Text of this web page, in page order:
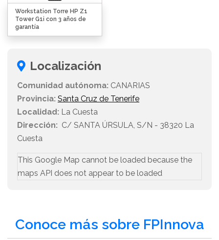
Workstation Torre HP Z1
Tower G1i con 3 años de
garantía
Localización
Comunidad autónoma: CANARIAS
Provincia: Santa Cruz de Tenerife
Localidad: La Cuesta
Dirección: C/ SANTA ÚRSULA, S/N - 38320 La
Cuesta
This Google Map cannot be loaded because the
maps API does not appear to be loaded
Conoce más sobre FPInnova